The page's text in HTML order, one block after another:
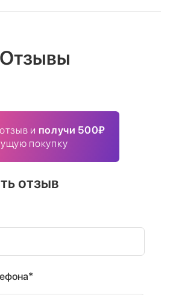
Отзывы
и получи 500₽
покупку
отзыв